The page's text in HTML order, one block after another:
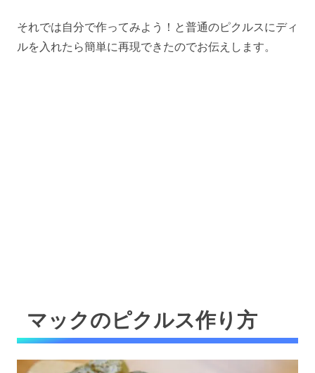
それでは自分で作ってみよう！と普通のピクルスにディ
ルを入れたら簡単に再現できたのでお伝えします。
マックのピクルス作り方